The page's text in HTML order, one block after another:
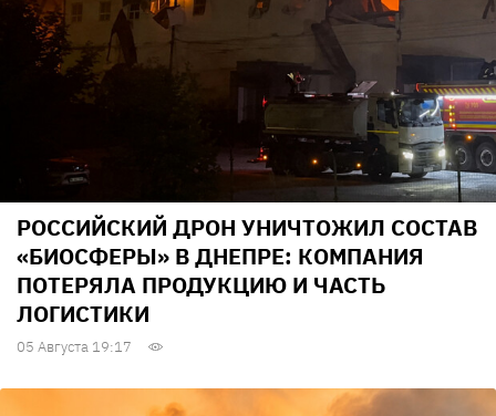
РОССИЙСКИЙ ДРОН УНИЧТОЖИЛ СОСТАВ
«БИОСФЕРЫ» В ДНЕПРЕ: КОМПАНИЯ
ПОТЕРЯЛА ПРОДУКЦИЮ И ЧАСТЬ
ЛОГИСТИКИ
05 Августа 19:17